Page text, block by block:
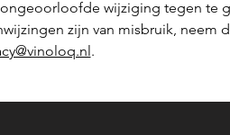
wijziging tegen te
zijn van misbruik, neem
.